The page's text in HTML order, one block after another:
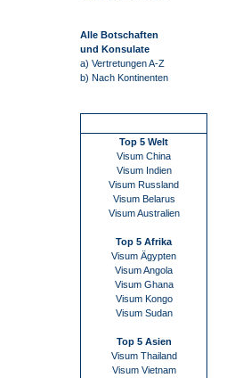
Alle Botschaften
und Konsulate
a) Vertretungen A-Z
b) Nach Kontinenten
Top 5 Welt
Visum China
Visum Indien
Visum Russland
Visum Belarus
Visum Australien
Top 5 Afrika
Visum Ägypten
Visum Angola
Visum Ghana
Visum Kongo
Visum Sudan
Top 5 Asien
Visum Thailand
Visum Vietnam